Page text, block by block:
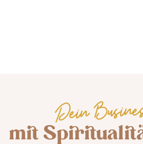
Dein
mit